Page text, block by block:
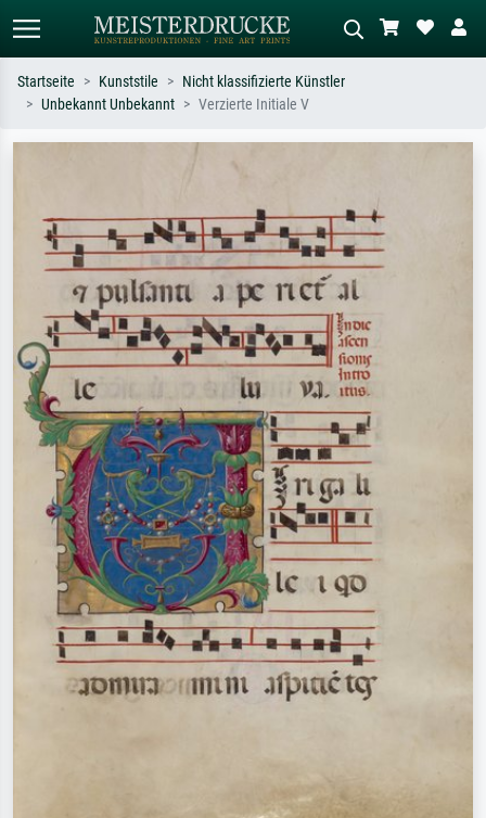
Hokusai, Akt.
Baum.
Startseite Kunststile
Nicht klassifizierte Künstler
Unbekannt Unbekannt
Verzierte Initiale V